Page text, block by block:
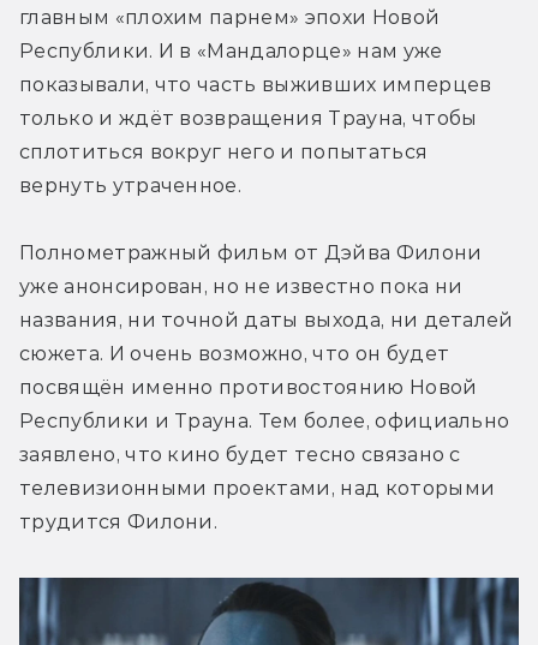
главным «плохим парнем» эпохи Новой
Республики. И в «Мандалорце» нам уже
показывали, что часть выживших имперцев
только и ждёт возвращения Трауна, чтобы
сплотиться вокруг него и попытаться
вернуть утраченное.
Полнометражный фильм от Дэйва Филони
уже анонсирован, но не известно пока ни
названия, ни точной даты выхода, ни деталей
сюжета. И очень возможно, что он будет
посвящён именно противостоянию Новой
Республики и Трауна. Тем более, официально
заявлено, что кино будет тесно связано с
телевизионными проектами, над которыми
трудится Филони.